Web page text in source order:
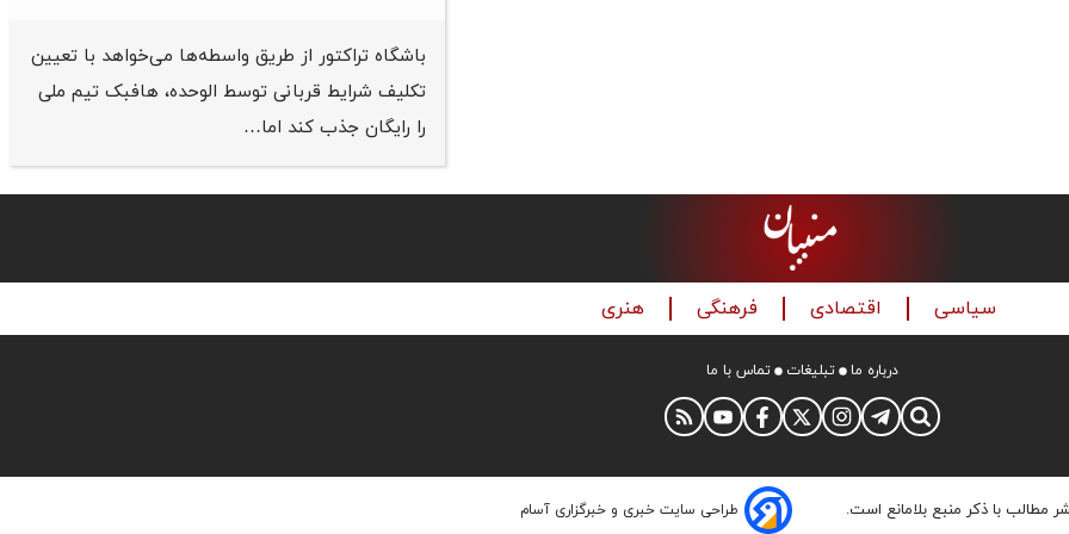
باشگاه تراکتور از طریق واسطه‌ها می‌خواهد با تعیین
تکلیف شرایط قربانی توسط الوحده، هافبک تیم ملی
را رایگان جذب کند اما…
سیاسی اقتصادی فرهنگی هنری
درباره ما تبلیغات تماس با ما
مطالب با ذکر منبع بلامانع است. طراحی سایت خبری و خبرگزاری آسام